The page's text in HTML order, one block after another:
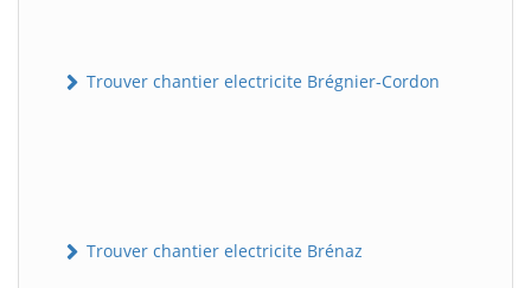
Trouver chantier electricite Brégnier-Cordon
Trouver chantier electricite Brénaz